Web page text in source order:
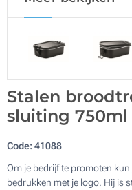
Stalen
sluiting 750ml
Code:41088
Om je bedrijf te promoten
bedrukken met je logo. Hij is